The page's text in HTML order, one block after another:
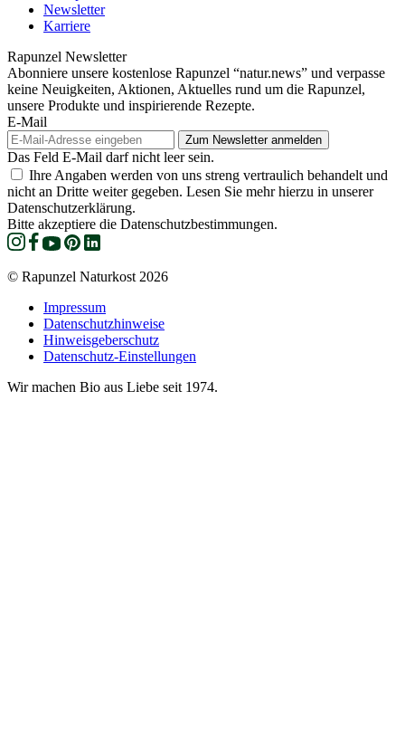
Newsletter
Karriere
Rapunzel Newsletter
Abonniere unsere kostenlose Rapunzel “natur.news” und verpasse
keine Neuigkeiten, Aktionen, Aktuelles rund um die Rapunzel,
unsere Produkte und inspirierende Rezepte.
E-Mail
Das Feld E-Mail darf nicht leer sein.
Ihre Angaben werden von uns streng vertraulich behandelt und
nicht an Dritte weiter gegeben. Lesen Sie mehr hierzu in unserer
Datenschutzerklärung.
Bitte akzeptiere die Datenschutzbestimmungen.
© Rapunzel Naturkost 2026
Impressum
Datenschutzhinweise
Hinweisgeberschutz
Datenschutz-Einstellungen
Wir machen Bio aus Liebe seit 1974.